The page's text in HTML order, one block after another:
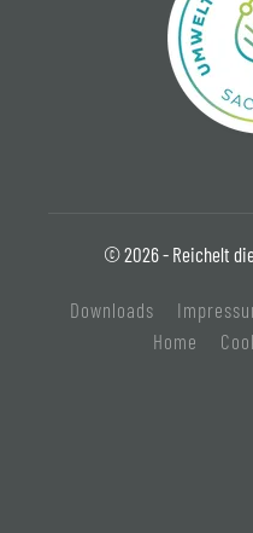
© 2026 - Reichelt
Downloads
Home